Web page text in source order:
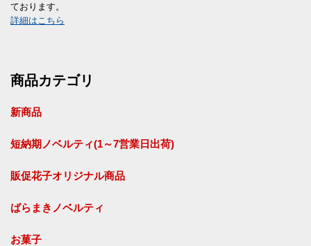
ております。
詳細はこちら
商品カテゴリ
新商品
短納期ノベルティ(1～7営業日出荷)
販促花子オリジナル商品
ばらまきノベルティ
お菓子